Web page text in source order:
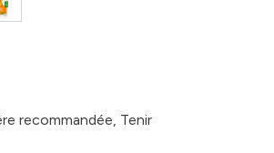
recommandée, Tenir